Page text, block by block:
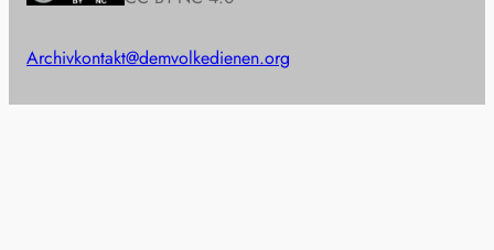
Archivkontakt@demvolkedienen.org